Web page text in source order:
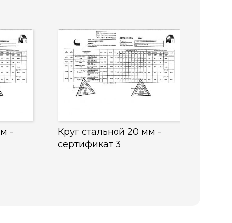
-
Круг стальной 20 мм -
сертификат 3